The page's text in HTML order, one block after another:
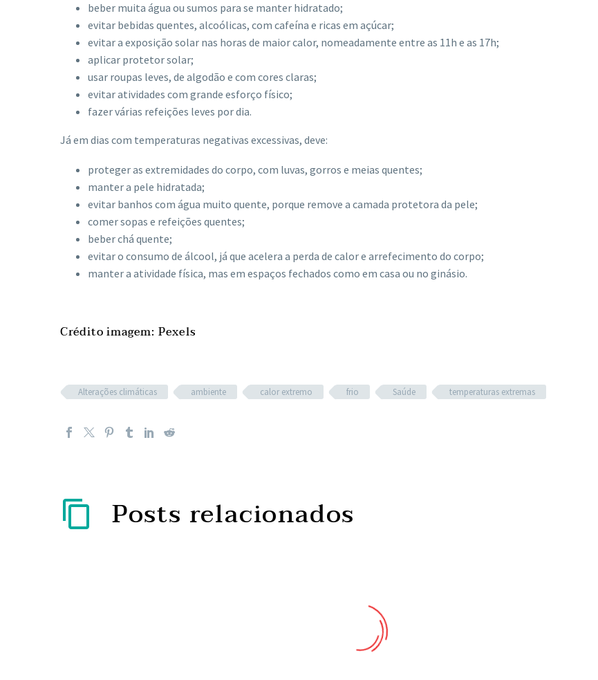
beber muita água ou sumos para se manter hidratado;
evitar bebidas quentes, alcoólicas, com cafeína e ricas em açúcar;
evitar a exposição solar nas horas de maior calor, nomeadamente entre as 11h e as 17h;
aplicar protetor solar;
usar roupas leves, de algodão e com cores claras;
evitar atividades com grande esforço físico;
fazer várias refeições leves por dia.
Já em dias com temperaturas negativas excessivas, deve:
proteger as extremidades do corpo, com luvas, gorros e meias quentes;
manter a pele hidratada;
evitar banhos com água muito quente, porque remove a camada protetora da pele;
comer sopas e refeições quentes;
beber chá quente;
evitar o consumo de álcool, já que acelera a perda de calor e arrefecimento do corpo;
manter a atividade física, mas em espaços fechados como em casa ou no ginásio.
Crédito imagem: Pexels
Alterações climáticas ambiente calor extremo frio Saúde temperaturas extremas
Posts relacionados